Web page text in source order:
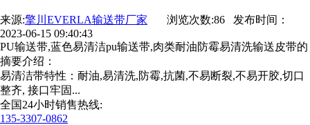
来源:擎川EVERLA输送带厂家 浏览次数:86 发布时间：
2023-06-15 09:40:43
PU输送带,蓝色易清洁pu输送带,肉类耐油防霉易清洗输送皮带的
摘要介绍：
易清洁带特性：耐油,易清洗,防霉,抗菌,不易断裂,不易开胶,切口
整齐, 接口牢固...
全国24小时销售热线:
135-3307-0862